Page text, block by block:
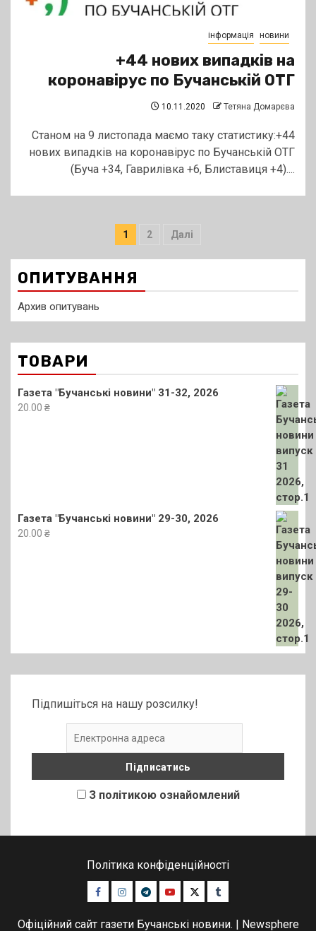
інформація новини
+44 нових випадків на
коронавірус по Бучанській ОТГ
10.11.2020 Тетяна Домарєва
Станом на 9 листопада маємо таку статистику:+44
нових випадків на коронавірус по Бучанській ОТГ
(Буча +34, Гаврилівка +6, Блиставиця +4)....
Пагінація
записів
1 2 Далі
ОПИТУВАННЯ
Архив опитувань
ТОВАРИ
Газета "Бучанські новини" 31-32, 2026
20.00 ₴
Газета "Бучанські новини" 29-30, 2026
20.00 ₴
Підпишіться на нашу розсилку!
З політикою ознайомлений
Політика конфіденційності
Facebook
Instagram
TelegramYoutubeTwitterTumblr
Офіційний сайт газети Бучанські новини. Newsphere